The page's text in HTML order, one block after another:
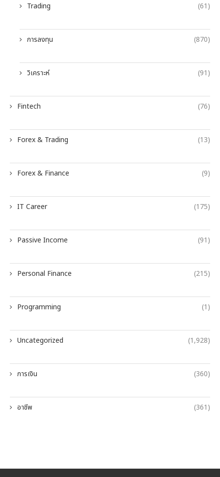
Trading (61)
การลงทุน (870)
วิเคราะห์ (91)
Fintech (76)
Forex & Trading (13)
Forex & Finance (9)
IT Career (175)
Passive Income (91)
Personal Finance (215)
Programming (1)
Uncategorized (1,928)
การเงิน (360)
อาชีพ (361)